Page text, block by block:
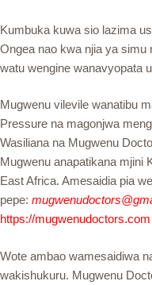
Kumbuka kuwa sio lazima
Ongea nao kwa njia ya
watu wengine wanavyopata
Mugwenu vilevile wanatibu
Pressure na magonjwa
Wasiliana na Mugwenu
Mugwenu anapatikana mjini
East Africa. Amesaidia pia
pepe:
https://mugwenudoctors.com
Wote ambao wamesaidiwa
wakishukuru. Mugwenu